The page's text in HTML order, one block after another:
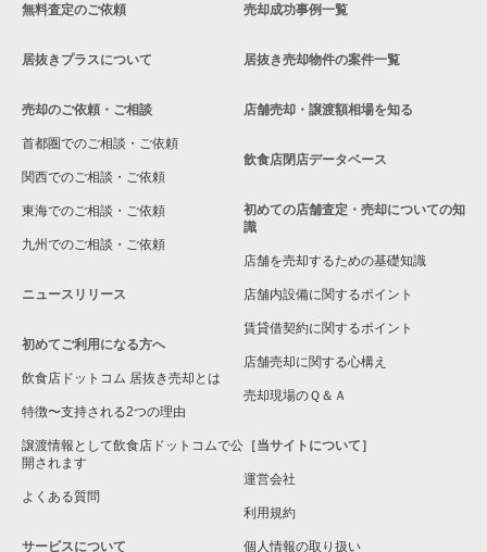
無料査定のご依頼
居抜きプラスについて
売却のご依頼・ご相談
首都圏でのご相談・ご依頼
関西でのご相談・ご依頼
東海でのご相談・ご依頼
九州でのご相談・ご依頼
ニュースリリース
初めてご利用になる方へ
飲食店ドットコム 居抜き売却とは
特徴〜支持される2つの理由
譲渡情報として飲食店ドットコムで公
開されます
よくある質問
サービスについて
売却成功事例一覧
居抜き売却物件の案件一覧
店舗売却・譲渡額相場を知る
飲食店閉店データベース
初めての店舗査定・売却についての知
識
店舗を売却するための基礎知識
店舗内設備に関するポイント
賃貸借契約に関するポイント
店舗売却に関する心構え
売却現場のＱ＆Ａ
［当サイトについて］
運営会社
利用規約
個人情報の取り扱い